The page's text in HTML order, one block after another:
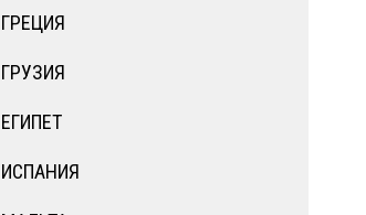
ГРЕЦИЯ
ГРУЗИЯ
ЕГИПЕТ
ИСПАНИЯ